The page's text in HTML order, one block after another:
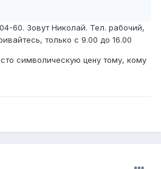
60. Зовут Николай. Тел. рабочий,
только с 9.00 до 16.00
символическую цену тому, кому